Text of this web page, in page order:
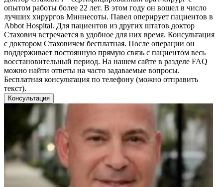
опытом работы более 22 лет. В этом году он вошел в число
лучших хирургов Миннесоты. Павел оперирует пациентов в
Abbot Hospital. Для пациентов из других штатов доктор
Стахович встречается в удобное для них время. Консультация
с доктором Стаховичем бесплатная. После операции он
поддерживает постоянную прямую связь с пациентом весь
восстановительный период. На нашем сайте в разделе FAQ
можно найти ответы на часто задаваемые вопросы.
Бесплатная консультация по телефону (можно отправить
текст).
Консультация